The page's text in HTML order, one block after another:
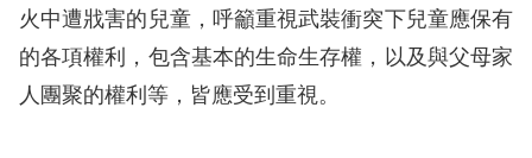
本
會
最
火中遭戕害的兒童，呼籲重視武裝衝突下兒童應保有
的各項權利，包含基本的生命生存權，以及與父母家
人團聚的權利等，皆應受到重視。